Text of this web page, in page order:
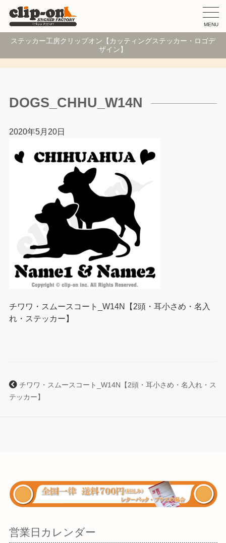
MENU
ステッカー工房クリップオン【カッティングステッカー・ロゴデ
ザイン】
DOGS_CHHU_W14N
2020年5月20日
チワワ・スムースコート_W14N【2頭・耳小さめ・名入
れ・ステッカー】
チワワ・スムースコート_W14N【2頭・耳小さめ・名入れ・ス
テッカー】
営業日カレンダー